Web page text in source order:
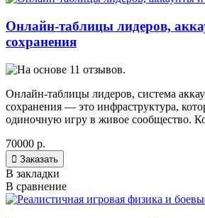
Онлайн-таблицы лидеров,
сохранения
Онлайн-таблицы лидеров, система
сохранения — это инфраструктура,
одиночную игру в живое сообщество.
70000 р.
 Заказать
В закладки
В сравнение